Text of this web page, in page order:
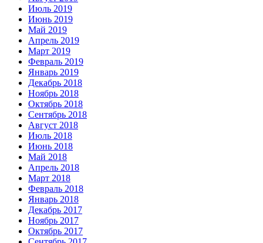
Июль 2019
Июнь 2019
Май 2019
Апрель 2019
Март 2019
Февраль 2019
Январь 2019
Декабрь 2018
Ноябрь 2018
Октябрь 2018
Сентябрь 2018
Август 2018
Июль 2018
Июнь 2018
Май 2018
Апрель 2018
Март 2018
Февраль 2018
Январь 2018
Декабрь 2017
Ноябрь 2017
Октябрь 2017